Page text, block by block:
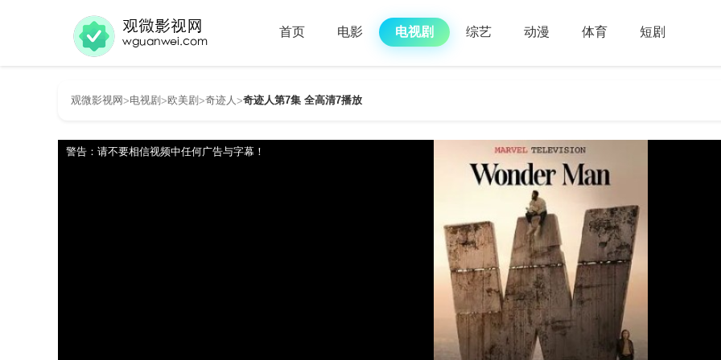
首页 电影 电视剧 综艺 动漫 体育 短剧
观微影视网>电视剧 >欧美剧 >奇迹人>奇迹人第7集 全高清7播放
警告：请不要相信视频中任何广告与字幕！